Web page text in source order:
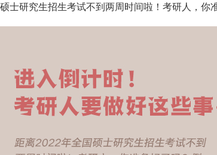
研究生招生考试不到两周时间啦！考研人，你